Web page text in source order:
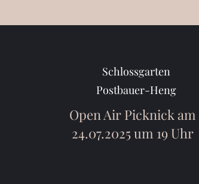
Schlossgarten
Postbauer-Heng
Open Air Picknick am
24.07.2025 um 19 Uhr